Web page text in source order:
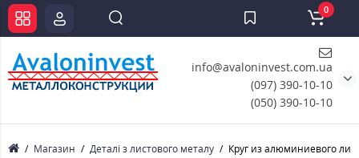
info@avaloninvest.com.ua
(097) 390-10-10
(050) 390-10-10
0
Магазин Деталі з листового металу Круг из алюминиевого